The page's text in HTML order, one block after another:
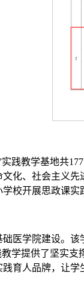
践教学基地共
化、社会主义
校开展思政课
医学院建设。
学提供了坚实
育人品牌，让